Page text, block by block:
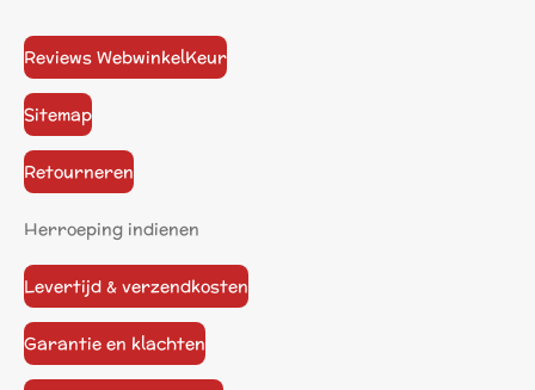
Reviews WebwinkelKeur
Sitemap
Retourneren
Herroeping indienen
Levertijd & verzendkosten
Garantie en klachten